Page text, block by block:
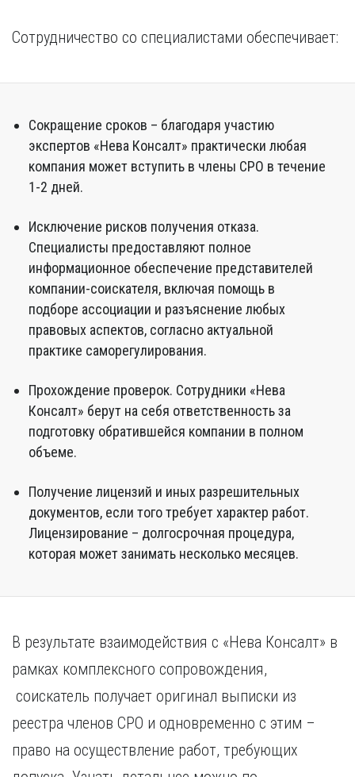
Сотрудничество со специалистами обеспечивает:
Сокращение сроков – благодаря участию
экспертов «Нева Консалт» практически любая
компания может вступить в члены СРО в течение
1-2 дней.
Исключение рисков получения отказа.
Специалисты предоставляют полное
информационное обеспечение представителей
компании-соискателя, включая помощь в
подборе ассоциации и разъяснение любых
правовых аспектов, согласно актуальной
практике саморегулирования.
Прохождение проверок. Сотрудники «Нева
Консалт» берут на себя ответственность за
подготовку обратившейся компании в полном
объеме.
Получение лицензий и иных разрешительных
документов, если того требует характер работ.
Лицензирование – долгосрочная процедура,
которая может занимать несколько месяцев.
В результате взаимодействия с «Нева Консалт» в
рамках комплексного сопровождения,
соискатель получает оригинал выписки из
реестра членов СРО и одновременно с этим –
право на осуществление работ, требующих